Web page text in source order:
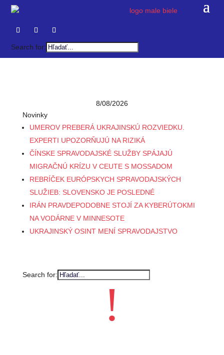
Search for:
8/08/2026
Novinky
UMEROV PREBERÁ UKRAJINSKÚ ROZVIEDKU.
EXPERTI UPOZORŇUJÚ NA RIZIKÁ
ČÍNSKE SPRAVODAJSKÉ SLUŽBY SPÁJAJÚ
MIGRAČNÚ KRÍZU V CEUTE S MOSSADOM
REBRÍČEK EURÓPSKYCH SPRAVODAJSKÝCH
SLUŽIEB: SLOVENSKO JE POSLEDNÉ
IRÁN PRAVDEPODOBNE STOJÍ ZA KYBERÚTOKMI
NA VODÁRNE V MINNESOTE
UKRAJINSKÝ OSINT MENÍ SPRAVODAJSTVO
Search for:
!